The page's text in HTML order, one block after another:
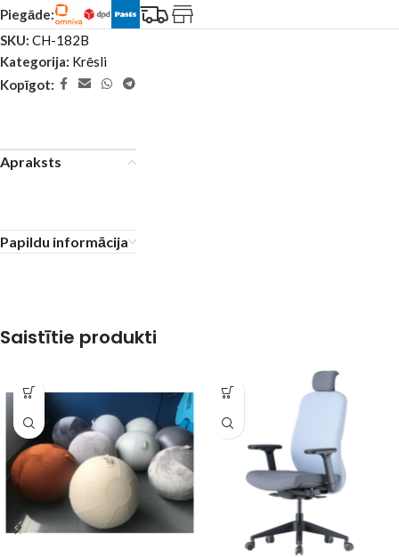
Piegāde:
SKU: CH-182B
Kategorija: Krēsli
Kopīgot:
Apraksts
Papildu informācija
Saistītie produkti